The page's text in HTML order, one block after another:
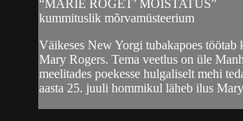
“MARIE ROGÊT’ MÕISTATUS”
kummituslik mõrvamüsteerium
Väikeses New Yorgi tubakapoes töötab
Mary Rogers. Tema veetlus on üle
meelitades poekesse hulgaliselt mehi
aasta 25. juuli hommikul läheb ilus